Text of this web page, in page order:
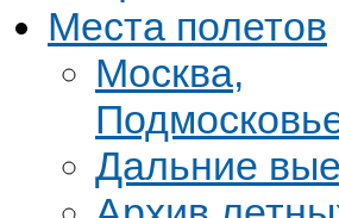
Места полетов
Москва,
Дальние